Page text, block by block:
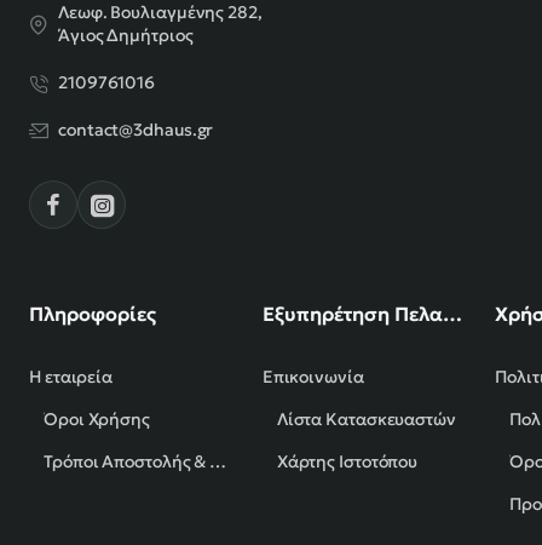
Λεωφ. Βουλιαγμένης 282,
Άγιος Δημήτριος
2109761016
contact@3dhaus.gr
Πληροφορίες
Η εταιρεία
Όροι Χρήσης
Τρόποι Αποστολής & Πληρωμής
Εξυπηρέτηση Πελατών
Επικοινωνία
Λίστα Κατασκευαστών
Χάρτης Ιστοτόπου